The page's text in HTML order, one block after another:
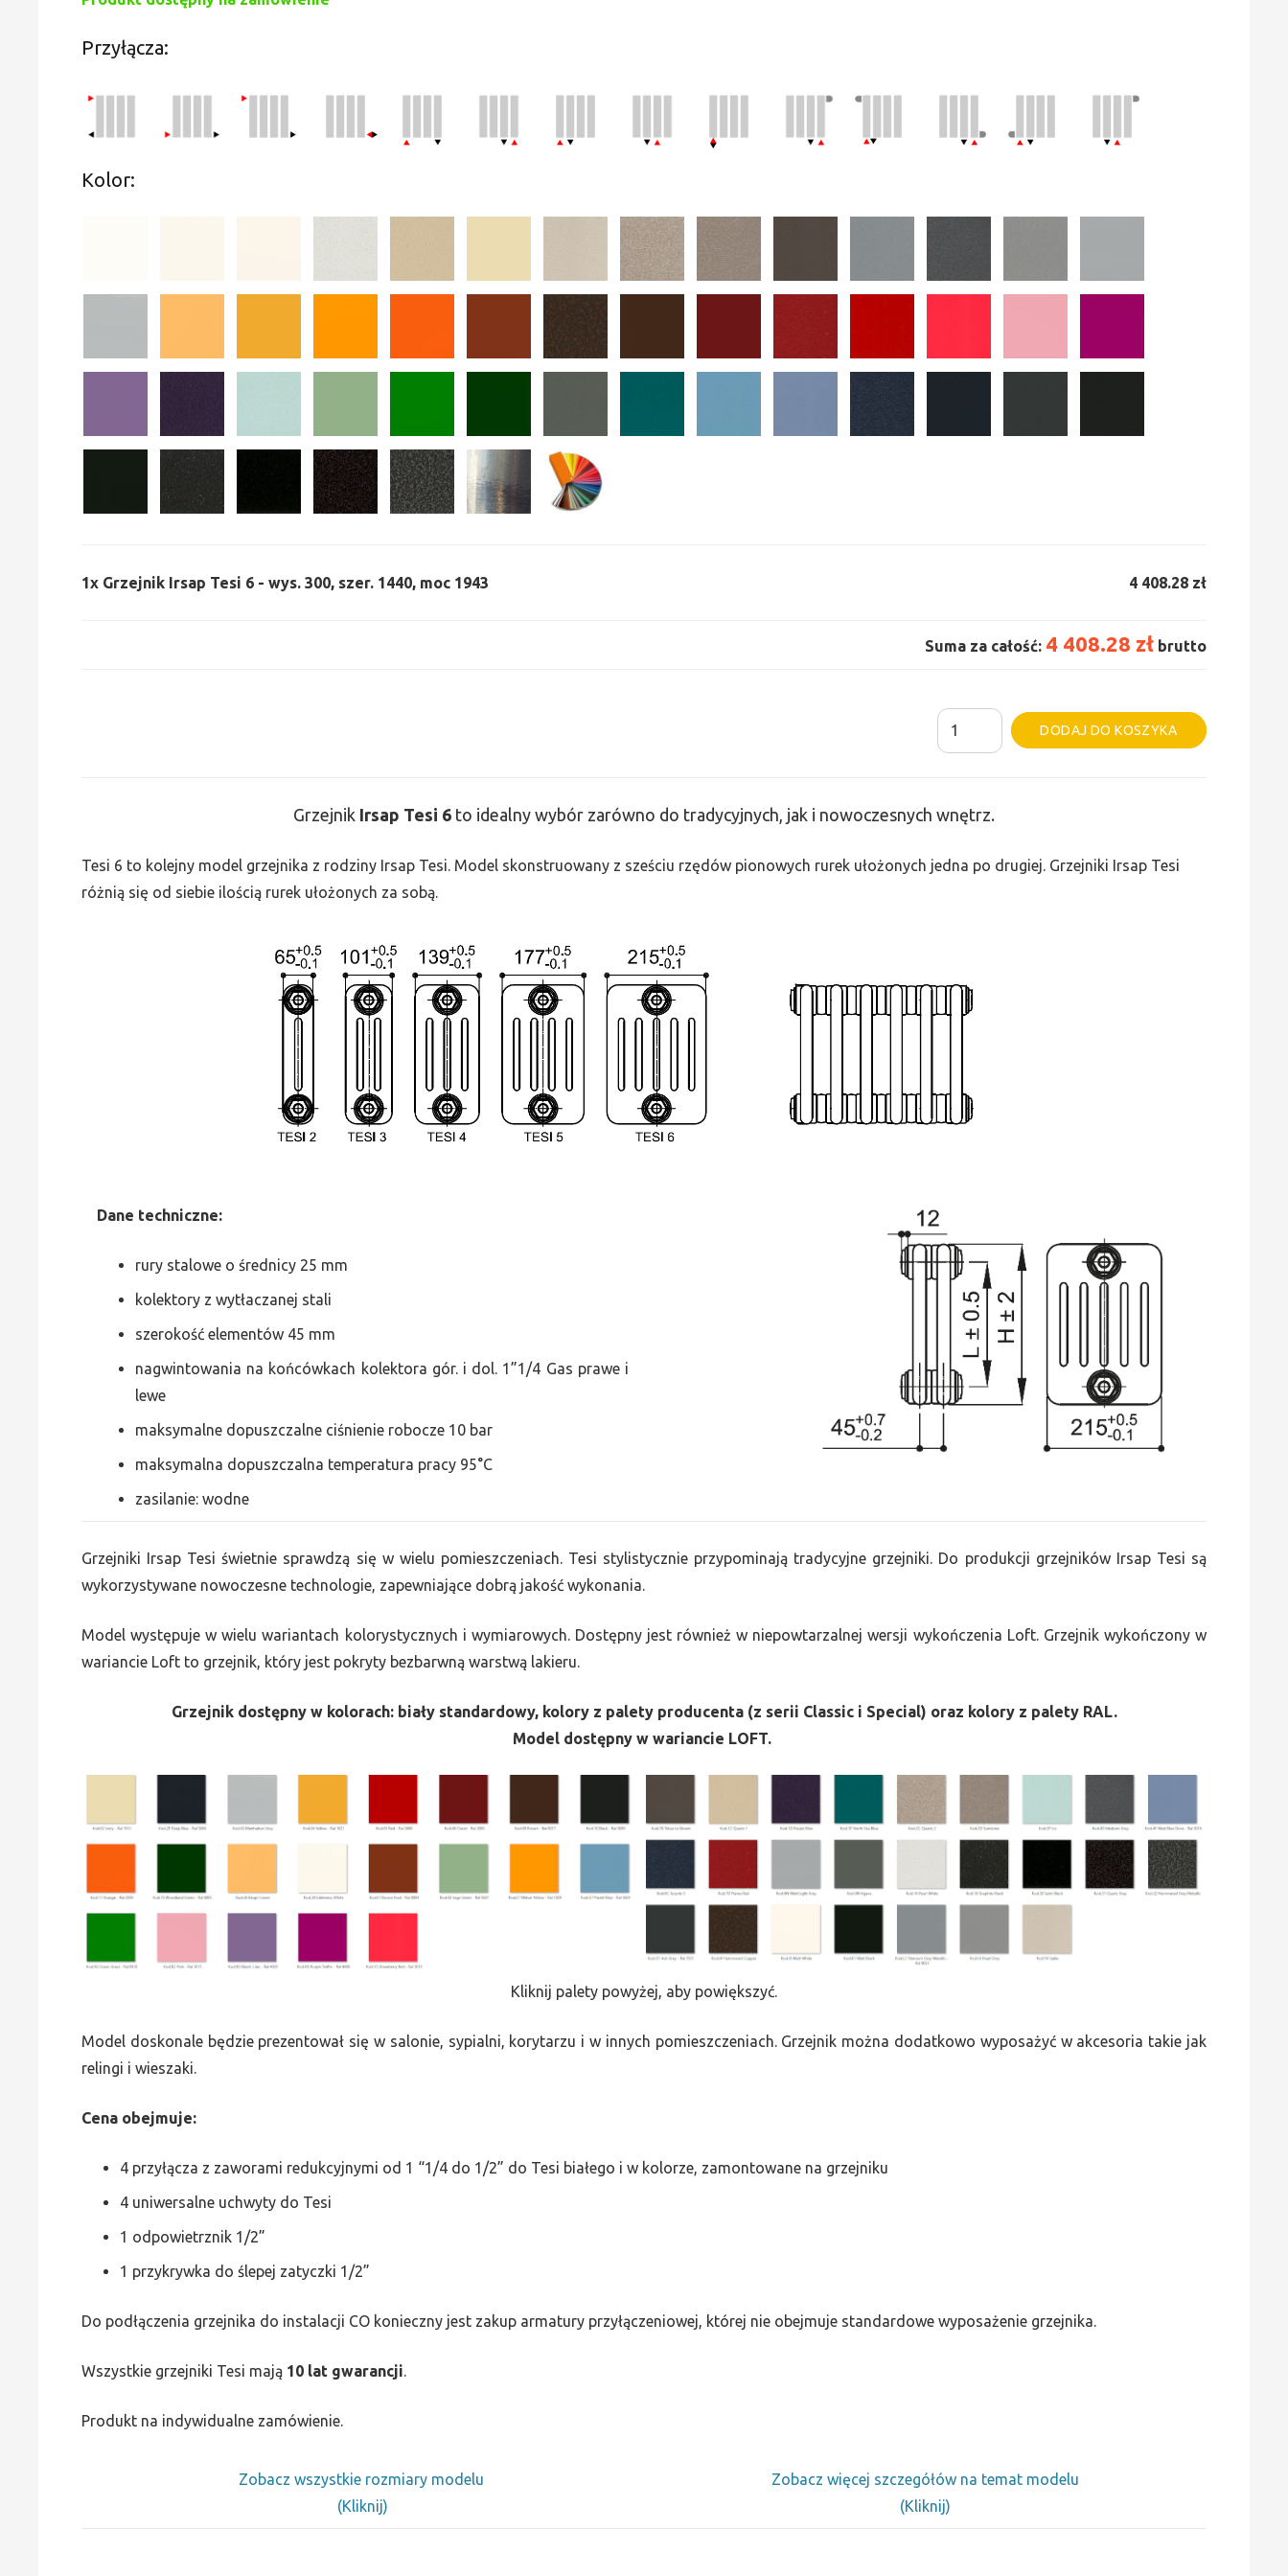
Przyłącza:
Kolor:
1x Grzejnik Irsap Tesi 6 - wys. 300, szer. 1440, moc 1943 4 408.28 zł
Suma za całość: 4 408.28 zł brutto
ilość
Grzejnik
moc
1943
DODAJ DO KOSZYKA
Alternative:
Grzejnik Irsap Tesi 6 to idealny wybór zarówno do tradycyjnych, jak i nowoczesnych wnętrz.
Tesi 6 to kolejny model grzejnika z rodziny Irsap Tesi. Model skonstruowany z sześciu rzędów pionowych rurek ułożonych jedna po drugiej. Grzejniki Irsap Tesi
różnią się od siebie ilością rurek ułożonych za sobą.
Dane techniczne:
rury stalowe o średnicy 25 mm
kolektory z wytłaczanej stali
szerokość elementów 45 mm
nagwintowania na końcówkach kolektora gór. i dol. 1”1/4 Gas prawe i
lewe
maksymalne dopuszczalne ciśnienie robocze 10 bar
maksymalna dopuszczalna temperatura pracy 95°C
zasilanie: wodne
Grzejniki Irsap Tesi świetnie sprawdzą się w wielu pomieszczeniach. Tesi stylistycznie przypominają tradycyjne grzejniki. Do produkcji grzejników Irsap Tesi są
wykorzystywane nowoczesne technologie, zapewniające dobrą jakość wykonania.
Model występuje w wielu wariantach kolorystycznych i wymiarowych. Dostępny jest również w niepowtarzalnej wersji wykończenia Loft. Grzejnik wykończony w
wariancie Loft to grzejnik, który jest pokryty bezbarwną warstwą lakieru.
Grzejnik dostępny w kolorach: biały standardowy, kolory z palety producenta (z serii Classic i Special) oraz kolory z palety RAL.
Model dostępny w wariancie LOFT.
Kliknij palety powyżej, aby powiększyć.
Model doskonale będzie prezentował się w salonie, sypialni, korytarzu i w innych pomieszczeniach. Grzejnik można dodatkowo wyposażyć w akcesoria takie jak
relingi i wieszaki.
Cena obejmuje:
4 przyłącza z zaworami redukcyjnymi od 1 “1/4 do 1/2” do Tesi białego i w kolorze, zamontowane na grzejniku
4 uniwersalne uchwyty do Tesi
1 odpowietrznik 1/2”
1 przykrywka do ślepej zatyczki 1/2”
Do podłączenia grzejnika do instalacji CO konieczny jest zakup armatury przyłączeniowej, której nie obejmuje standardowe wyposażenie grzejnika.
Wszystkie grzejniki Tesi mają 10 lat gwarancji.
Produkt na indywidualne zamówienie.
Zobacz wszystkie rozmiary modelu
(Kliknij)
Zobacz więcej szczegółów na temat modelu
(Kliknij)